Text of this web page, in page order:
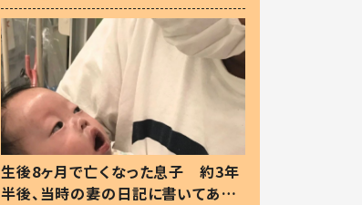
生後8ヶ月で亡くなった息子 約3年
半後、当時の妻の日記に書いてあっ